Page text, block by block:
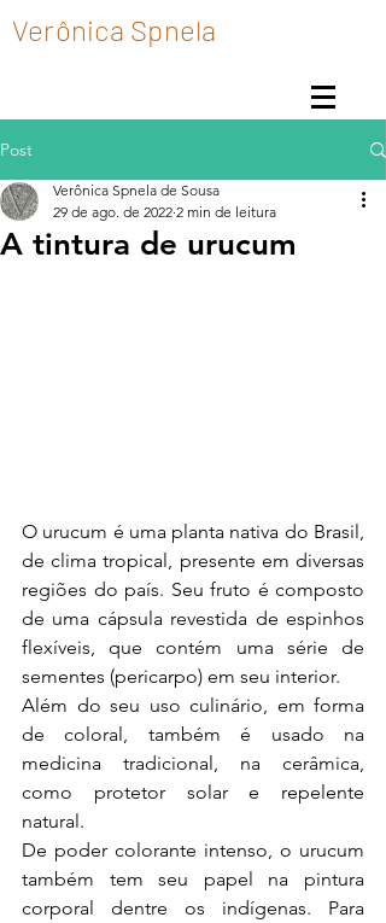
Verônica Spnela
Post
A tintura de urucum
Verônica Spnela de Sousa
29 de ago. de 2022 2 min de leitura
O urucum é uma planta nativa do Brasil,
de clima tropical, presente em diversas
regiões do país. Seu fruto é composto
de uma cápsula revestida de espinhos
flexíveis, que contém uma série de
sementes (pericarpo) em seu interior.
Além do seu uso culinário, em forma
de coloral, também é usado na
medicina tradicional, na cerâmica,
como protetor solar e repelente
natural.
De poder colorante intenso, o urucum
também tem seu papel na pintura
corporal dentre os indígenas. Para